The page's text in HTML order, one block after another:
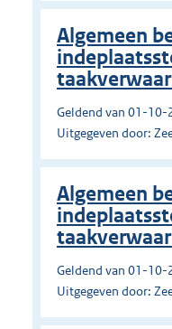
Algemeen
Geldend van 01-
Uitgegeven door:
Algemeen
Geldend van 01-
Uitgegeven door: